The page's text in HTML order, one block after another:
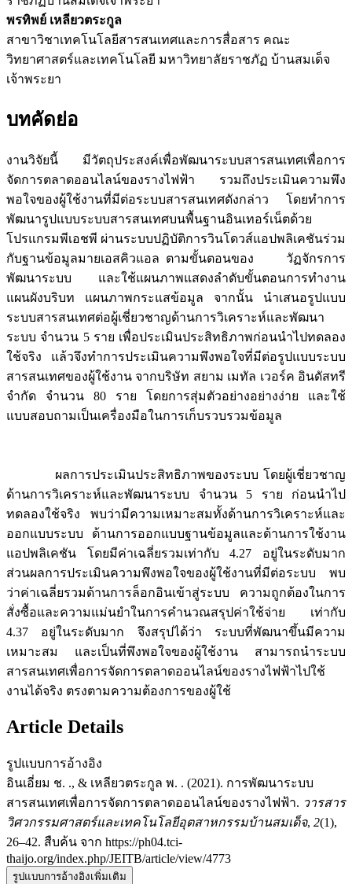
พรทิพย์ เหลียวตระกูล
สาขาวิชาเทคโนโลยีสารสนเทศและการสื่อสาร คณะ
วิทยาศาสตร์และเทคโนโลยี มหาวิทยาลัยราชภัฏ บ้านสมเด็จ
เจ้าพระยา
บทคัดย่อ
งานวิจัยนี้ มีวัตถุประสงค์เพื่อพัฒนาระบบสารสนเทศเพื่อการ
จัดการตลาดออนไลน์ของรางไฟฟ้า รวมถึงประเมินความพึง
พอใจของผู้ใช้งานที่มีต่อระบบสารสนเทศดังกล่าว โดยทำการ
พัฒนารูปแบบระบบสารสนเทศบนพื้นฐานอินเทอร์เน็ตด้วย
โปรแกรมพีเอชพี ผ่านระบบปฏิบัติการวินโดวส์แอปพลิเคชันร่วม
กับฐานข้อมูลมายเอสคิวแอล ตามขั้นตอนของ วัฏจักรการ
พัฒนาระบบ และใช้แผนภาพแสดงลำดับขั้นตอนการทำงาน
แผนผังบริบท แผนภาพกระแสข้อมูล จากนั้น นำเสนอรูปแบบ
ระบบสารสนเทศต่อผู้เชี่ยวชาญด้านการวิเคราะห์และพัฒนา
ระบบ จำนวน 5 ราย เพื่อประเมินประสิทธิภาพก่อนนำไปทดลอง
ใช้จริง แล้วจึงทำการประเมินความพึงพอใจที่มีต่อรูปแบบระบบ
สารสนเทศของผู้ใช้งาน จากบริษัท สยาม เมทัล เวอร์ค อินดัสทรี
จำกัด จำนวน 80 ราย โดยการสุ่มตัวอย่างอย่างง่าย และใช้
แบบสอบถามเป็นเครื่องมือในการเก็บรวบรวมข้อมูล
ผลการประเมินประสิทธิภาพของระบบ โดยผู้เชี่ยวชาญ
ด้านการวิเคราะห์และพัฒนาระบบ จำนวน 5 ราย ก่อนนำไป
ทดลองใช้จริง พบว่ามีความเหมาะสมทั้งด้านการวิเคราะห์และ
ออกแบบระบบ ด้านการออกแบบฐานข้อมูลและด้านการใช้งาน
แอปพลิเคชัน โดยมีค่าเฉลี่ยรวมเท่ากับ 4.27 อยู่ในระดับมาก
ส่วนผลการประเมินความพึงพอใจของผู้ใช้งานที่มีต่อระบบ พบ
ว่าค่าเฉลี่ยรวมด้านการล็อกอินเข้าสู่ระบบ ความถูกต้องในการ
สั่งซื้อและความแม่นยำในการคำนวณสรุปค่าใช้จ่าย เท่ากับ
4.37 อยู่ในระดับมาก จึงสรุปได้ว่า ระบบที่พัฒนาขึ้นมีความ
เหมาะสม และเป็นที่พึงพอใจของผู้ใช้งาน สามารถนำระบบ
สารสนเทศเพื่อการจัดการตลาดออนไลน์ของรางไฟฟ้าไปใช้
งานได้จริง ตรงตามความต้องการของผู้ใช้
Article Details
รูปแบบการอ้างอิง
อินเอี่ยม ช. ., & เหลียวตระกูล พ. . (2021). การพัฒนาระบบ
สารสนเทศเพื่อการจัดการตลาดออนไลน์ของรางไฟฟ้า. วารสาร
วิศวกรรมศาสตร์และเทคโนโลยีอุตสาหกรรมบ้านสมเด็จ, 2(1),
26–42. สืบค้น จาก https://ph04.tci-
thaijo.org/index.php/JEITB/article/view/4773
รูปแบบการอ้างอิงเพิ่มเติม